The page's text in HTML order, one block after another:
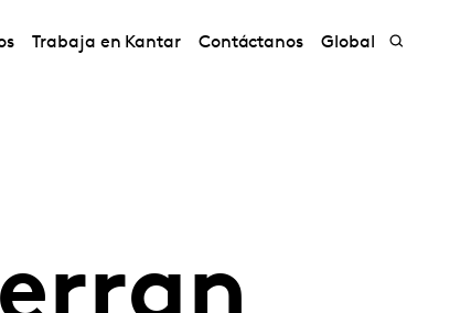
Trabaja en Kantar Contáctanos Global